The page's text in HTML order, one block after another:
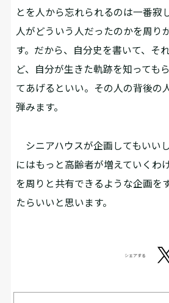
とを人から忘れられるのは一番寂
人がどういう人だったのかを周り
す。だから、自分史を書いて、そ
ど、自分が生きた軌跡を知っても
てあげるといい。その人の背後の
弾みます。
シニアハウスが企画してもいい
にはもっと高齢者が増えていくわ
を周りと共有できるような企画を
たらいいと思います。
シェアする